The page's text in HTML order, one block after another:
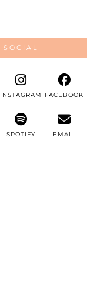
SOCIAL
INSTAGRAM FACEBOOK
SPOTIFY EMAIL